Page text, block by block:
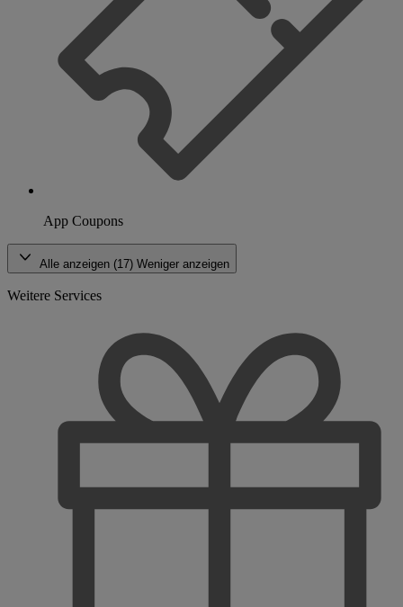
App Coupons
Alle anzeigen (17) Weniger anzeigen
Weitere Services